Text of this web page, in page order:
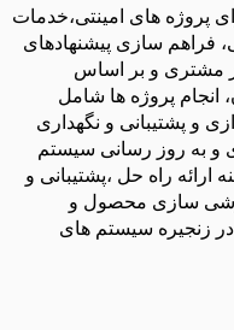
پروژه های امینتی،خدمات
فراهم سازی پیشنهادهای
مشتری و بر اساس
پروژه ها شامل
و پشتیبانی و نگهداری
و به روز رسانی سیستم
ارائه راه حل ،پشتیبانی و
سازی محصول و
در زنجیره سیستم های